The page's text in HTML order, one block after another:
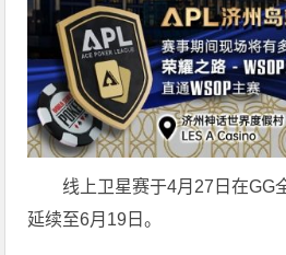
线上卫星赛于4月27日在GG
延续至6月19日。